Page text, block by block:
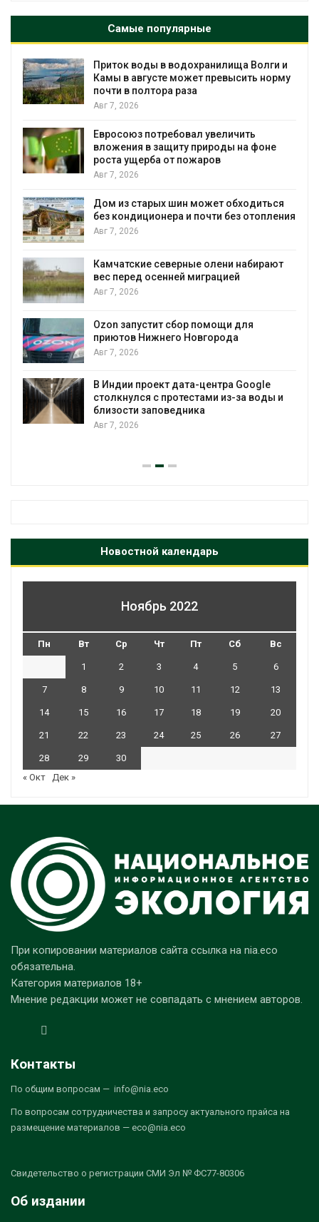
Самые популярные
Приток воды в водохранилища Волги и
Камы в августе может превысить норму
почти в полтора раза
Авг 7, 2026
Евросоюз потребовал увеличить
вложения в защиту природы на фоне
роста ущерба от пожаров
Авг 7, 2026
Дом из старых шин может обходиться
без кондиционера и почти без отопления
Авг 7, 2026
Камчатские северные олени набирают
вес перед осенней миграцией
Авг 7, 2026
Ozon запустит сбор помощи для
приютов Нижнего Новгорода
Авг 7, 2026
В Индии проект дата-центра Google
столкнулся с протестами из-за воды и
близости заповедника
Авг 7, 2026
Новостной календарь
Ноябрь 2022
Пн Вт Ср Чт Пт Сб Вс
1 2 3 4 5 6
7 8 9 10 11 12 13
14 15 16 17 18 19 20
21 22 23 24 25 26 27
28 29
30
« Окт Дек »
При копировании материалов сайта ссылка на nia.eco
обязательна.
Категория материалов 18+
Мнение редакции может не совпадать с мнением авторов.
Контакты
По общим вопросам — info@nia.eco
По вопросам сотрудничества и запросу актуального прайса на
размещение материалов — eco@nia.eco
Свидетельство о регистрации СМИ Эл № ФС77-80306
Об издании